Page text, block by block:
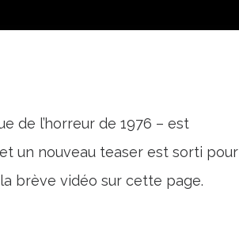
de l’horreur de 1976 – est
un nouveau teaser est sorti pour
brève vidéo sur cette page.